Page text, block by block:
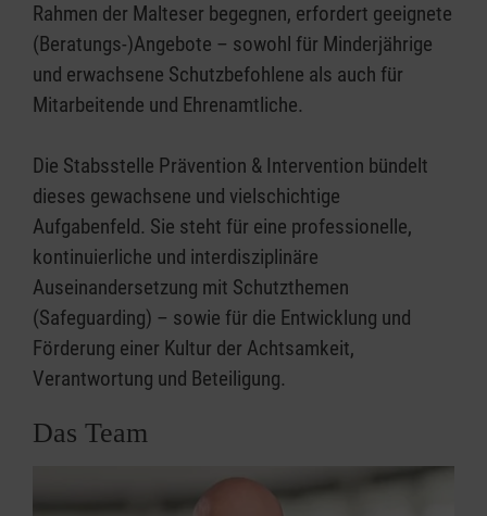
Rahmen der Malteser begegnen, erfordert geeignete
(Beratungs-)Angebote – sowohl für Minderjährige
und erwachsene Schutzbefohlene als auch für
Mitarbeitende und Ehrenamtliche.
Die Stabsstelle Prävention & Intervention bündelt
dieses gewachsene und vielschichtige
Aufgabenfeld. Sie steht für eine professionelle,
kontinuierliche und interdisziplinäre
Auseinandersetzung mit Schutzthemen
(Safeguarding) – sowie für die Entwicklung und
Förderung einer Kultur der Achtsamkeit,
Verantwortung und Beteiligung.
Das Team